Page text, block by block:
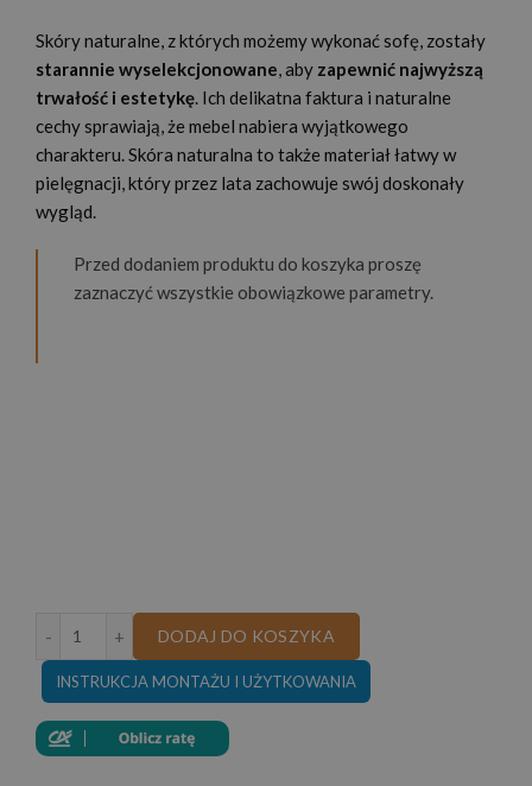
Skóry naturalne, z których możemy wykonać sofę, zostały
starannie wyselekcjonowane, aby zapewnić najwyższą
trwałość i estetykę. Ich delikatna faktura i naturalne
cechy sprawiają, że mebel nabiera wyjątkowego
charakteru. Skóra naturalna to także materiał łatwy w
pielęgnacji, który przez lata zachowuje swój doskonały
wygląd.
Przed dodaniem produktu do koszyka proszę
zaznaczyć wszystkie obowiązkowe parametry.
ilość SOFA ARIA DL SKÓRA NATURALNA
DODAJ DO KOSZYKA
INSTRUKCJA MONTAŻU I UŻYTKOWANIA